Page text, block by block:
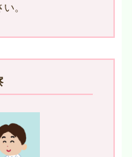
。